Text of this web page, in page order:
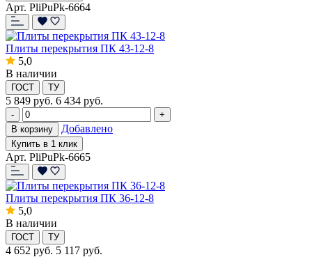
Арт. PliPuPk-6664
Плиты перекрытия ПК 43-12-8
5,0
В наличии
ГОСТ ТУ
5 849 руб. 6 434 руб.
-
+
В корзину
Добавлено
Купить в 1 клик
Арт. PliPuPk-6665
Плиты перекрытия ПК 36-12-8
5,0
В наличии
ГОСТ ТУ
4 652 руб. 5 117 руб.